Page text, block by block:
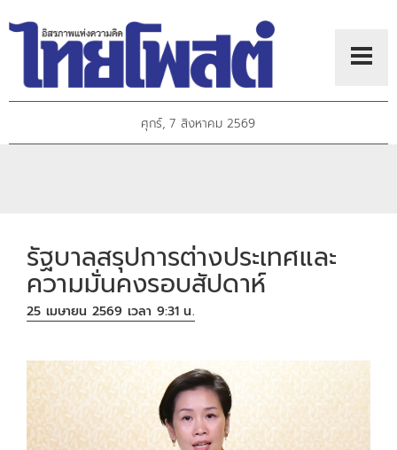
ศุกร์, 7 สิงหาคม 2569
รัฐบาลสรุปการต่างประเทศและ
ความมั่นคงรอบสัปดาห์
25 เมษายน 2569 เวลา 9:31 น.